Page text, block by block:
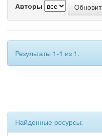
Авторы
Результаты 1-1 из 1.
Найденные ресурсы: